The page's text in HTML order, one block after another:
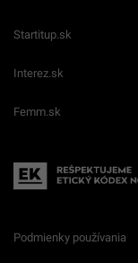
Startitup.sk
Interez.sk
Femm.sk
Podmienky používania